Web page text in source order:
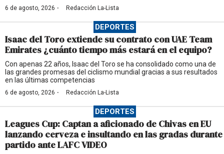
6 de agosto, 2026 · Redacción La-Lista
DEPORTES
Isaac del Toro extiende su contrato con UAE Team
Emirates ¿cuánto tiempo más estará en el equipo?
Con apenas 22 años, Isaac del Toro se ha consolidado como una de
las grandes promesas del ciclismo mundial gracias a sus resultados
en las últimas competencias
6 de agosto, 2026 · Redacción La-Lista
DEPORTES
Leagues Cup: Captan a aficionado de Chivas en EU
lanzando cerveza e insultando en las gradas durante
partido ante LAFC VIDEO